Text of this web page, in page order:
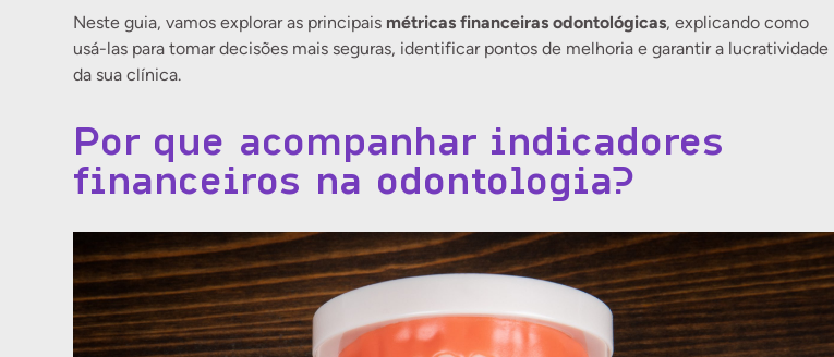
Neste guia, vamos explorar as principais métricas financeiras odontológicas, explicando como
usá-las para tomar decisões mais seguras, identificar pontos de melhoria e garantir a lucratividade
da sua clínica.
Por que acompanhar indicadores
financeiros na odontologia?